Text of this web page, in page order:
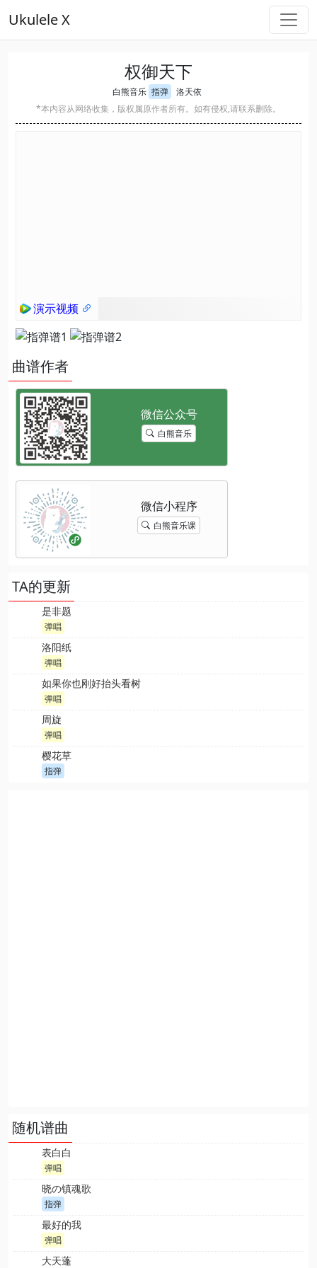
Ukulele X
权御天下
白熊音乐 指弹
洛天依
*本内容从网络收集，版权属原作者所有。如有侵权,请联系删除。
演示视频
曲谱作者
白熊音乐
白熊音乐课
TA的更新
是非题
弹唱
洛阳纸
弹唱
如果你也刚好抬头看树
弹唱
周旋
弹唱
樱花草
指弹
随机谱曲
表白白
弹唱
晓の镇魂歌
指弹
最好的我
弹唱
大天蓬